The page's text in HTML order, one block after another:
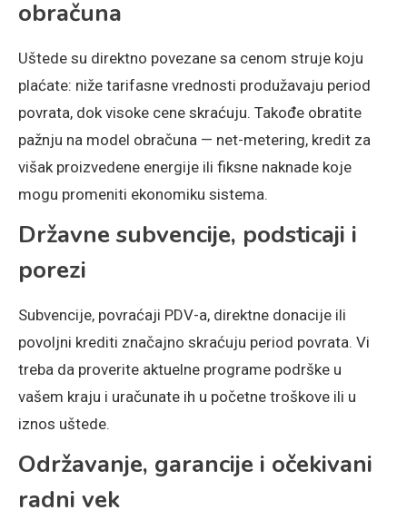
obračuna
Uštede su direktno povezane sa cenom struje koju
plaćate: niže tarifasne vrednosti produžavaju period
povrata, dok visoke cene skraćuju. Takođe obratite
pažnju na model obračuna — net-metering, kredit za
višak proizvedene energije ili fiksne naknade koje
mogu promeniti ekonomiku sistema.
Državne subvencije, podsticaji i
porezi
Subvencije, povraćaji PDV-a, direktne donacije ili
povoljni krediti značajno skraćuju period povrata. Vi
treba da proverite aktuelne programe podrške u
vašem kraju i uračunate ih u početne troškove ili u
iznos uštede.
Održavanje, garancije i očekivani
radni vek